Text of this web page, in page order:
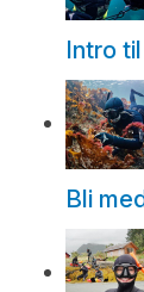
Intro
Bli